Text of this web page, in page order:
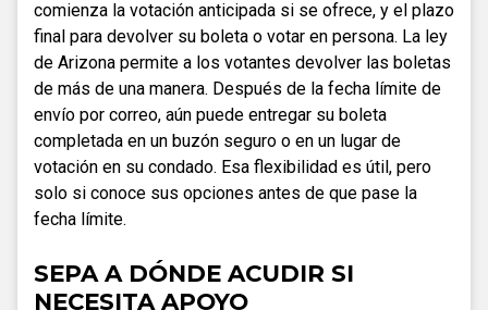
comienza la votación anticipada si se ofrece, y el plazo
final para devolver su boleta o votar en persona. La ley
de Arizona permite a los votantes devolver las boletas
de más de una manera. Después de la fecha límite de
envío por correo, aún puede entregar su boleta
completada en un buzón seguro o en un lugar de
votación en su condado. Esa flexibilidad es útil, pero
solo si conoce sus opciones antes de que pase la
fecha límite.
SEPA A DÓNDE ACUDIR SI
NECESITA APOYO